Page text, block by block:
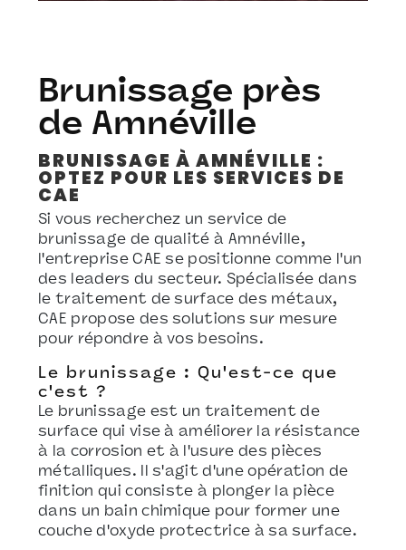
Brunissage près
de Amnéville
BRUNISSAGE À AMNÉVILLE :
OPTEZ POUR LES SERVICES DE
CAE
Si vous recherchez un service de
brunissage de qualité à Amnéville,
l'entreprise CAE se positionne comme l'un
des leaders du secteur. Spécialisée dans
le traitement de surface des métaux,
CAE propose des solutions sur mesure
pour répondre à vos besoins.
Le brunissage : Qu'est-ce que
c'est ?
Le brunissage est un traitement de
surface qui vise à améliorer la résistance
à la corrosion et à l'usure des pièces
métalliques. Il s'agit d'une opération de
finition qui consiste à plonger la pièce
dans un bain chimique pour former une
couche d'oxyde protectrice à sa surface.